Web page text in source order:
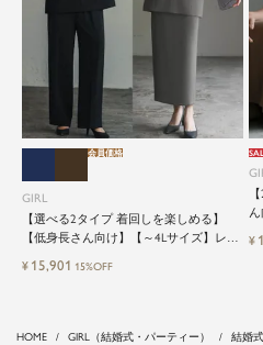
GIRL
【選べる2タイプ 着回しを楽しめる】
【低身長さん向け】【～4Lサイズ】レイ
カートorワイドパンツセットアップロン
会員価格
¥ 15,901 15%OFF
¥
HOME GIRL（結婚式・パーティー） 結婚